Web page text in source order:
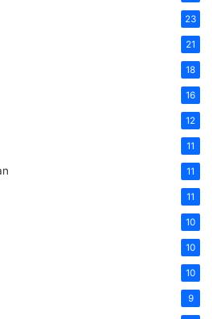
23
21
18
16
12
11
11
11
10
10
10
9